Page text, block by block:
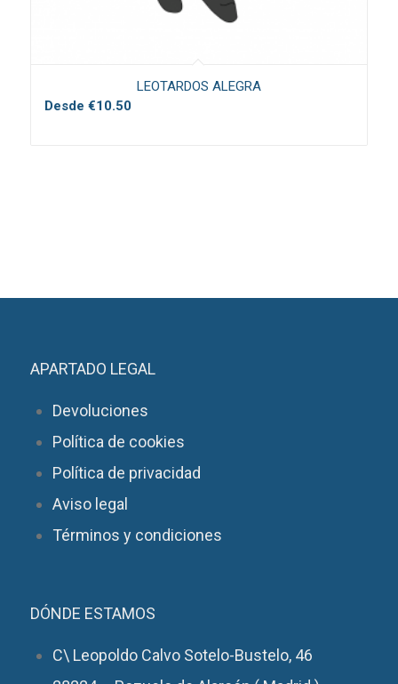
LEOTARDOS ALEGRA
Desde €10.50
APARTADO LEGAL
Devoluciones
Política de cookies
Política de privacidad
Aviso legal
Términos y condiciones
DÓNDE ESTAMOS
C\ Leopoldo Calvo Sotelo-Bustelo, 46